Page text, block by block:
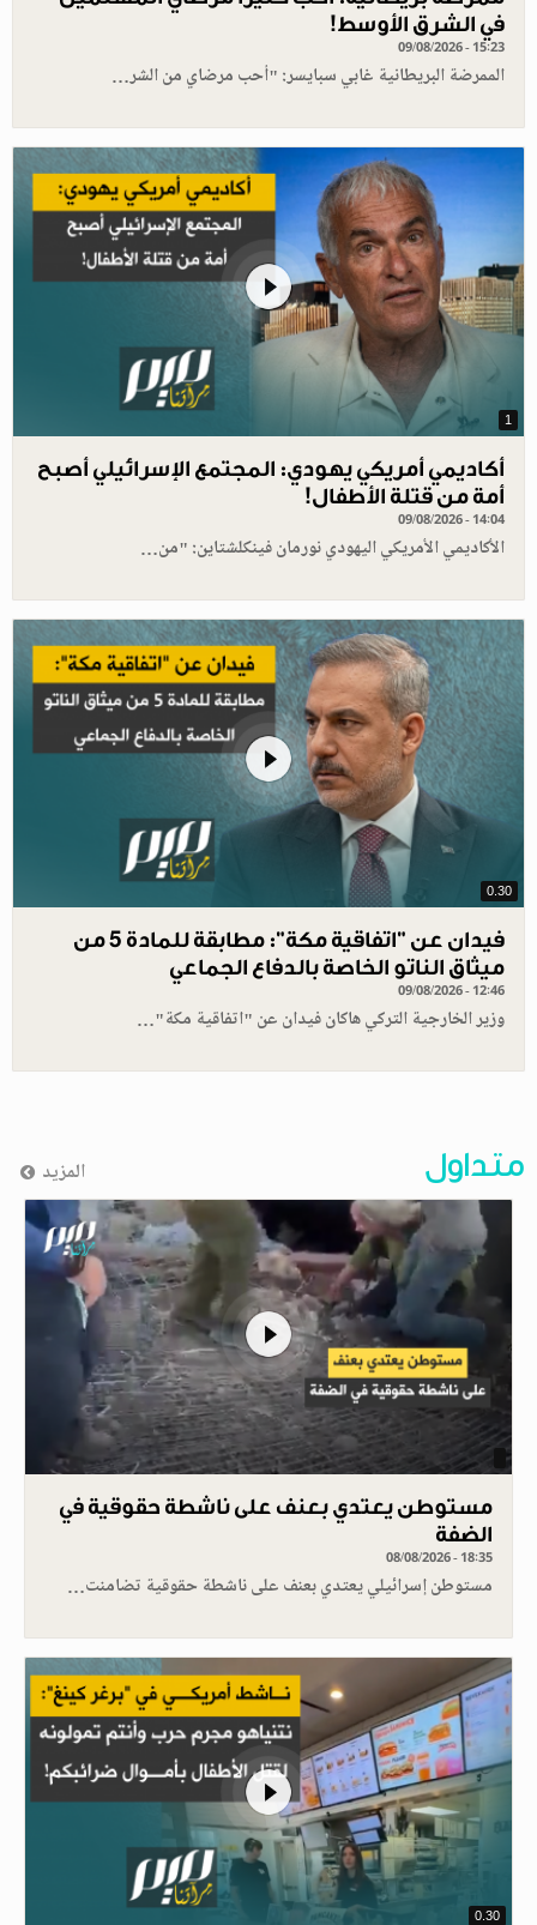
في الشرق الأوسط!
09/08/2026 - 15:23
الممرضة البريطانية غابي سبايسر: "أحب مرضاي من الشر…
1
أكاديمي أمريكي يهودي: المجتمع الإسرائيلي أصبح
أمة من قتلة الأطفال!
09/08/2026 - 14:04
الأكاديمي الأمريكي اليهودي نورمان فينكلشتاين: "من…
0.30
فيدان عن "اتفاقية مكة": مطابقة للمادة 5 من
ميثاق الناتو الخاصة بالدفاع الجماعي
09/08/2026 - 12:46
وزير الخارجية التركي هاكان فيدان عن "اتفاقية مكة"…
متداول المزيد
مستوطن يعتدي بعنف على ناشطة حقوقية في
الضفة
08/08/2026 - 18:35
مستوطن إسرائيلي يعتدي بعنف على ناشطة حقوقية تضامنت…
0.30